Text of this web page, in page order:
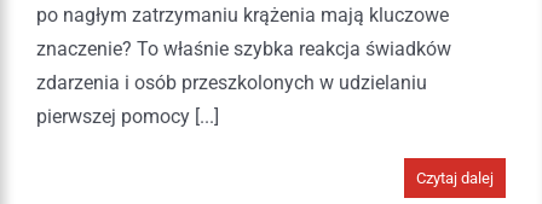
po nagłym zatrzymaniu krążenia mają kluczowe
znaczenie? To właśnie szybka reakcja świadków
zdarzenia i osób przeszkolonych w udzielaniu
pierwszej pomocy [...]
Czytaj dalej